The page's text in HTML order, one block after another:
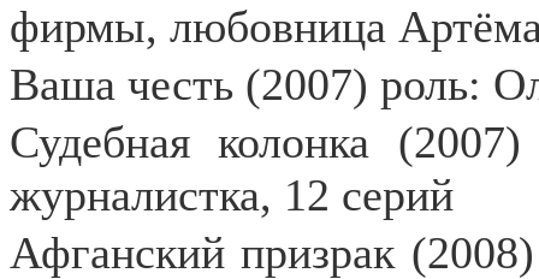
фирмы, любовница
Ваша честь (2007) роль:
Судебная колонка
журналистка, 12 серий
Афганский призрак